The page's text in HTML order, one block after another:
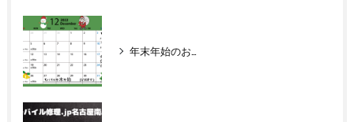
年末年始のお知らせ